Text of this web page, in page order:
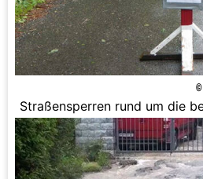
©
Straßensperren rund um die